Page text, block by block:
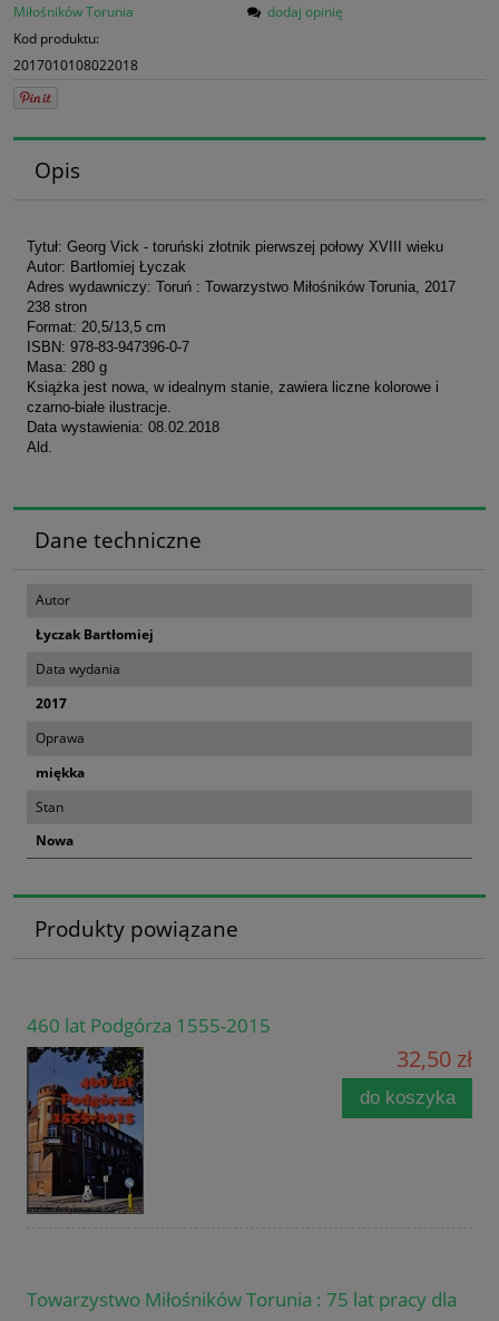
Miłośników Torunia
Kod produktu:
2017010108022018
dodaj opinię
Opis
Tytuł: Georg Vick - toruński złotnik pierwszej połowy XVIII wieku
Autor: Bartłomiej Łyczak
Adres wydawniczy: Toruń : Towarzystwo Miłośników Torunia, 2017
238 stron
Format: 20,5/13,5 cm
ISBN: 978-83-947396-0-7
Masa: 280 g
Książka jest nowa, w idealnym stanie, zawiera liczne kolorowe i
czarno-białe ilustracje.
Data wystawienia: 08.02.2018
Ald.
Dane techniczne
Autor
Łyczak Bartłomiej
Data wydania
2017
Oprawa
miękka
Stan
Nowa
Produkty powiązane
460 lat Podgórza 1555-2015
32,50 zł
do koszyka
Towarzystwo Miłośników Torunia : 75 lat pracy dla